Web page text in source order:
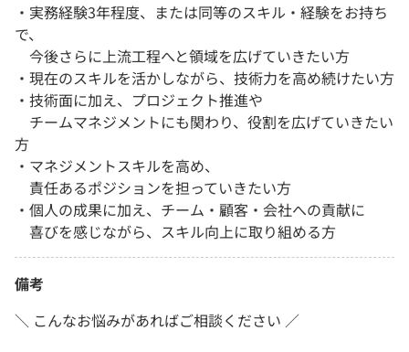
・実務経験3年程度、または同等のスキル・経験をお持ち
で、
今後さらに上流工程へと領域を広げていきたい方
・現在のスキルを活かしながら、技術力を高め続けたい方
・技術面に加え、プロジェクト推進や
チームマネジメントにも関わり、役割を広げていきたい
方
・マネジメントスキルを高め、
責任あるポジションを担っていきたい方
・個人の成果に加え、チーム・顧客・会社への貢献に
喜びを感じながら、スキル向上に取り組める方
備考
＼ こんなお悩みがあればご相談ください ／